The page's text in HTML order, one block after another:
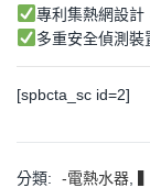
專利集熱網設計
多重安全偵測裝
[spbcta_sc id=2]
分類: -電熱水器